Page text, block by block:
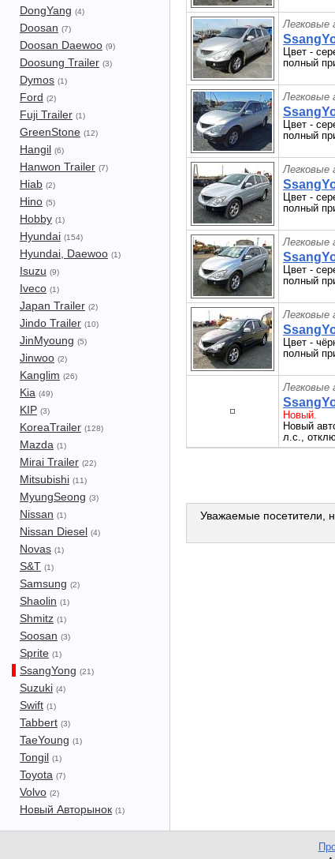
DongYang (4)
Doosan (7)
Doosan Daewoo (9)
Doosung Trailer (3)
Dymos (1)
Ford (2)
Fuji Trailer (1)
GreenStone (12)
Hangil (6)
Hanwon Trailer (7)
Hiab (2)
Hino (5)
Hobby (1)
Hyundai (154)
Hyundai, Daewoo (1)
Isuzu (9)
Iveco (1)
Japan Trailer (2)
Jindo Trailer (10)
JinMyoung (5)
Jinwoo (2)
Kanglim (26)
Kia (49)
KIP (3)
KoreaTrailer (128)
Mazda (1)
Mirai Trailer (22)
Mitsubishi (11)
MyungSeong (3)
Nissan (1)
Nissan Diesel (4)
Novas (1)
S&T (1)
Samsung (2)
Shaolin (1)
Shmitz (1)
Soosan (3)
Sprite (1)
SsangYong (21)
Suzuki (4)
Swift (1)
Tabbert (3)
TaeYoung (1)
Tongil (1)
Toyota (7)
Volvo (2)
Новый Авторынок (1)
Легковые
Цвет -
полный
Легковые
Цвет -
полный
Легковые
Цвет -
полный
Легковые
Цвет -
полный
Легковые
Цвет -
полный
Легковые
Новый.
Новый
л.с.,
Уважаемые посетители,